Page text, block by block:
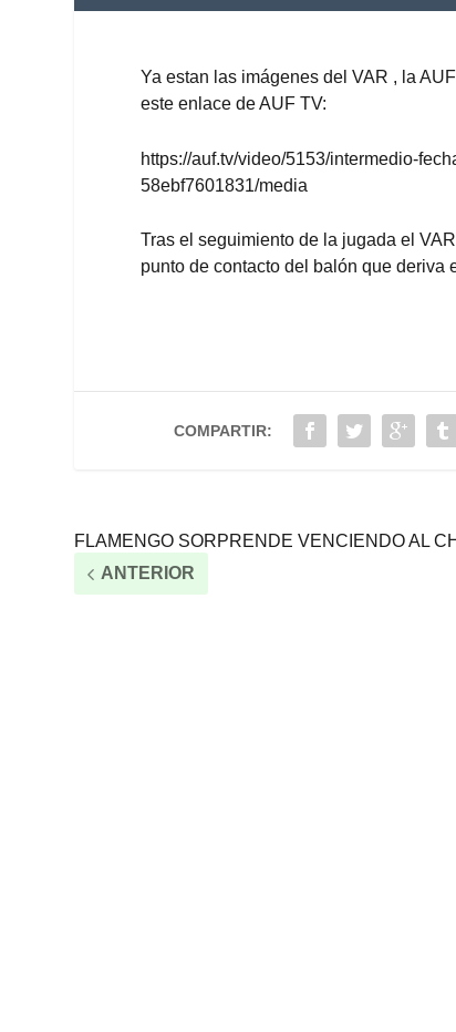
Ya estan las imágenes del VAR , la
este enlace de AUF TV:
https://auf.tv/video/5153/intermedio-
58ebf7601831/media
Tras el seguimiento de la jugada el
punto de contacto del balón que deriva
COMPARTIR:
FLAMENGO SORPRENDE VENCIENDO AL
ANTERIOR